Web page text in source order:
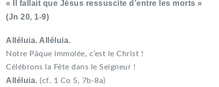
« Il fallait que Jésus ressuscite d’entre les morts »
(Jn 20, 1-9)
Alléluia. Alléluia.
Notre Pâque immolée, c’est le Christ !
Célébrons la Fête dans le Seigneur !
Alléluia. (cf. 1 Co 5, 7b-8a)